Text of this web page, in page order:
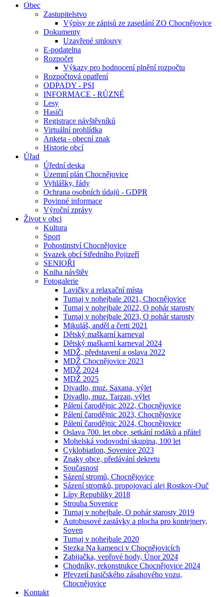
Obec
Zastupitelstvo
Výpisy ze zápisů ze zasedání ZO Chocnějovice
Dokumenty
Uzavřené smlouvy
E-podatelna
Rozpočet
Výkazy pro hodnocení plnění rozpočtu
Rozpočtová opatření
ODPADY - PSI
INFORMACE - RŮZNÉ
Lesy
Hasiči
Registrace návštěvníků
Virtuální prohlídka
Anketa - obecní znak
Historie obcí
Úřad
Úřední deska
Územní plán Chocnějovice
Vyhlášky, řády
Ochrana osobních údajů - GDPR
Povinné informace
Výroční zprávy
Život v obci
Kultura
Sport
Pohostinství Chocnějovice
Svazek obcí Středního Pojizeří
SENIOŘI
Kniha návštěv
Fotogalerie
Lavičky a relaxační místa
Turnaj v nohejbale 2021, Chocnějovice
Turnaj v nohejbale 2022, O pohár starosty
Turnaj v nohejbale 2023, O pohár starosty
Mikuláš, anděl a čerti 2021
Dětský maškarní karneval
Dětský maškarní karneval 2024
MDŽ, představení a oslava 2022
MDŽ Chocnějovice 2023
MDŽ 2024
MDŽ 2025
Divadlo, muz. Saxana, výlet
Divadlo, muz. Tarzan, výlet
Pálení čarodějnic 2022, Chocnějovice
Pálení čarodějnic 2023, Chocnějovice
Pálení čarodějnic 2024, Chocnějovice
Oslava 700. let obce, setkání rodáků a přátel
Mohelská vodovodní skupina, 100 let
Cyklobiatlon, Sovenice 2023
Znaky obce, předávání dekretu
Současnost
Sázení stromů, Chocnějovice
Sázení stromků, propojovací alej Rostkov-Ouč
Lípy Republiky 2018
Strouha Sovenice
Turnaj v nohejbale, O pohár starosty 2019
Autobusové zastávky a plocha pro kontejnery,
Soven
Turnaj v nohejbale 2020
Stezka Na kamenci v Chocnějovicích
Zabijačka, vepřové hody, Únor 2024
Chodníky, rekonstrukce Chocnějovice 2024
Převzetí hasičského zásahového vozu,
Chocnějovice
Kontakt